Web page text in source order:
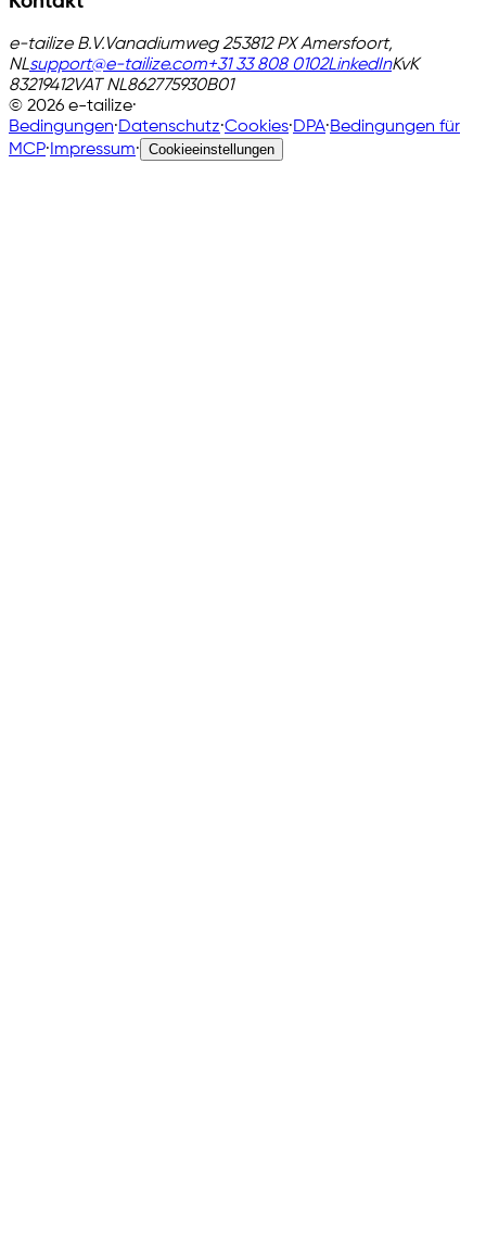
e-tailize B.V.Vanadiumweg 253812 PX Amersfoort,
NLsupport@e-tailize.com+31 33 808 0102LinkedInKvK
83219412VAT NL862775930B01
© 2026 e-tailize·
Bedingungen·Datenschutz·Cookies·DPA·Bedingungen für
MCP· Impressum· Cookieeinstellungen